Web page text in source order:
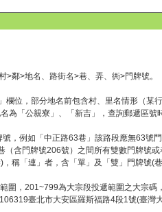
鄰>地名、路街名>巷、弄、衖>門牌號。
欄位，部分地名前包含村、里名情形（
為「公親寮」、「新吉」，查詢郵遞區號
，例如「中正路63巷」該路段應無63
含門牌號206號）之間所有雙數門牌號
稱「連」者，含「單」及「雙」門牌號(巷
圍，201~799為大宗段投遞範圍之大宗
臺北市大安區羅斯福路4段1號(臺灣大